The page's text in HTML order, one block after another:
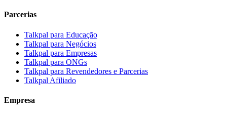
Parcerias
Talkpal para Educação
Talkpal para Negócios
Talkpal para Empresas
Talkpal para ONGs
Talkpal para Revendedores e Parcerias
Talkpal Afiliado
Empresa